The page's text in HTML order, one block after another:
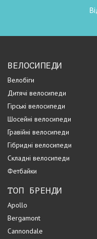
ВЕЛОСИПЕДИ
Велобіги
Дитячі велосипеди
Гірські велосипеди
Шосейні велосипеди
Гравійні велосипеди
Гібридні велосипеди
Складні велосипеди
Фетбайки
ТОП БРЕНДИ
Apollo
Bergamont
Cannondale